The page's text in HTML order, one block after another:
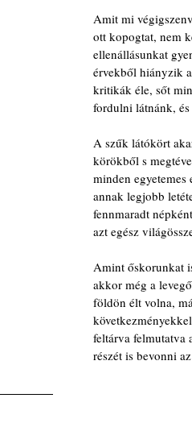
Amit mi
ott kopogtat, nem
ellenállásunkat
érvekből hiányzik
kritikák éle, sőt
fordulni látnánk,
A szűk látókört
körökből s
minden
annak legjobb
fennmaradt
azt egész
Amint őskorunkat
akkor még a
földön élt volna,
feltárva felmutatva
részét is bevonni